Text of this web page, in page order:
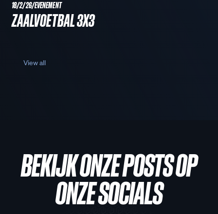
18/2/26/EVENEMENT
ZAALVOETBAL 3X3
View all
BEKIJK ONZE POSTS OP
ONZE SOCIALS